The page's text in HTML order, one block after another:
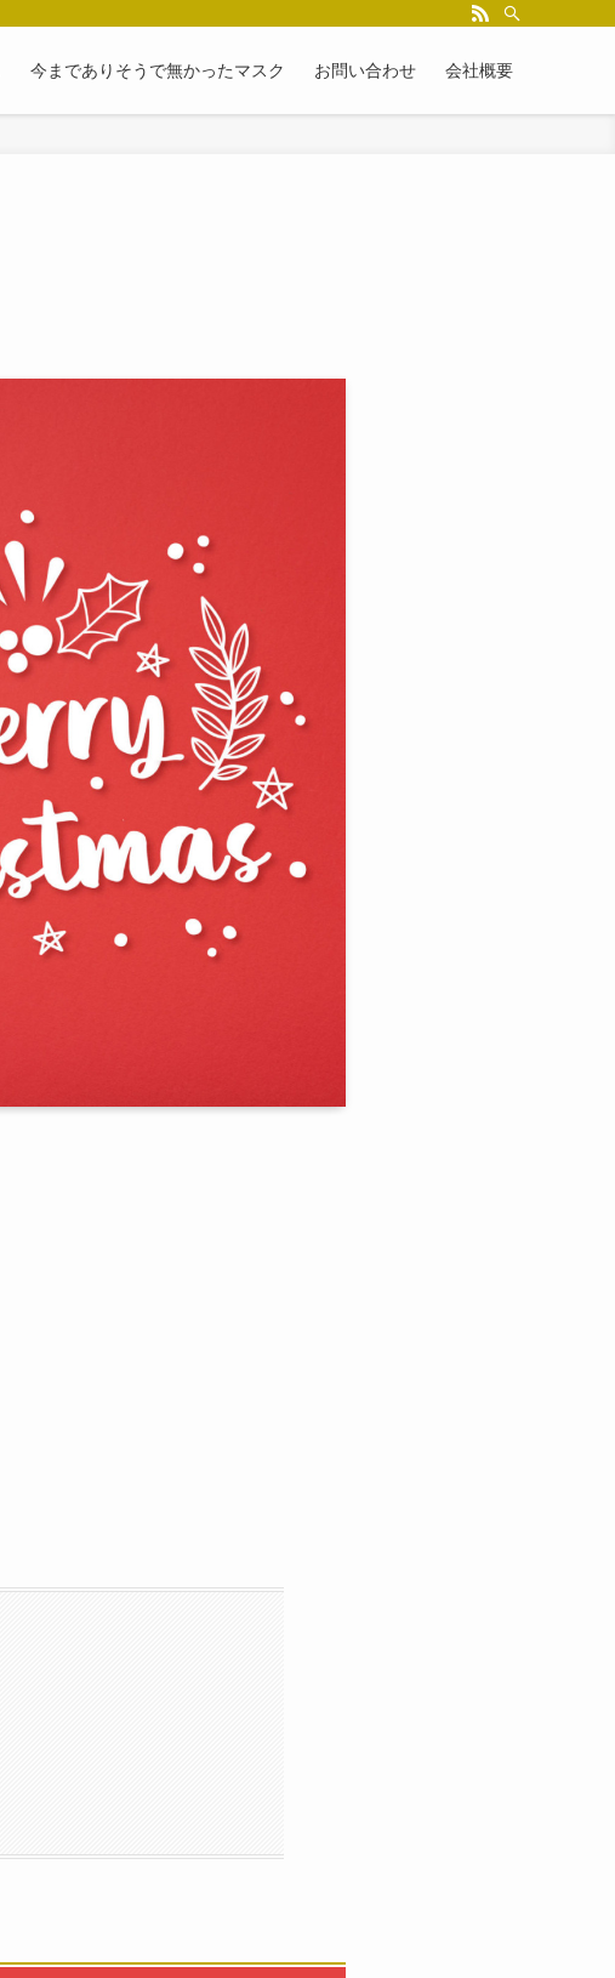
今までありそうで無かったマスク お問い合わせ 会社概要